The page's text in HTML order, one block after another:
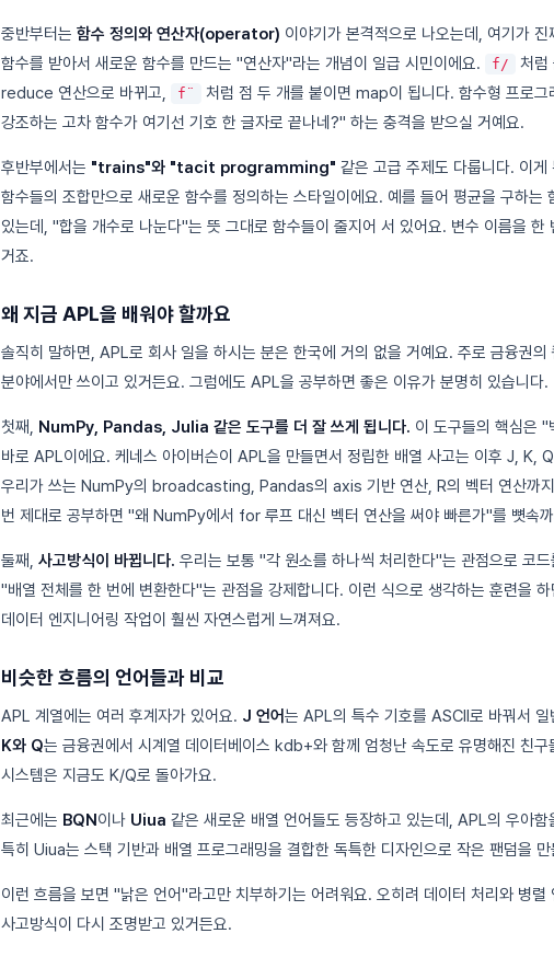
중반부터는 함수 정의와 연산자(operator) 이야기가 본격적으로 나오는데, 여기가
함수를 받아서 새로운 함수를 만드는 "연산자"라는 개념이 일급 시민이에요.
f/
처럼
reduce 연산으로 바뀌고,
f¨
처럼 점 두 개를 붙이면 map이 됩니다. 함수형 프로그
강조하는 고차 함수가 여기선 기호 한 글자로 끝나네?" 하는 충격을 받으실 거예요.
후반부에서는 "trains"와 "tacit programming" 같은 고급 주제도 다룹니다. 이
함수들의 조합만으로 새로운 함수를 정의하는 스타일이에요. 예를 들어 평균을 구하는
있는데, "합을 개수로 나눈다"는 뜻 그대로 함수들이 줄지어 서 있어요. 변수 이름을 한
거죠.
왜 지금 APL을 배워야 할까요
솔직히 말하면, APL로 회사 일을 하시는 분은 한국에 거의 없을 거예요. 주로 금융권의
분야에서만 쓰이고 있거든요. 그럼에도 APL을 공부하면 좋은 이유가 분명히 있습니다.
첫째, NumPy, Pandas, Julia 같은 도구를 더 잘 쓰게 됩니다. 이 도구들의 핵심은
바로 APL이에요. 케네스 아이버슨이 APL을 만들면서 정립한 배열 사고는 이후 J, K,
우리가 쓰는 NumPy의 broadcasting, Pandas의 axis 기반 연산, R의 벡터 연산까
번 제대로 공부하면 "왜 NumPy에서 for 루프 대신 벡터 연산을 써야 빠른가"를 뼛속
둘째, 사고방식이 바뀝니다. 우리는 보통 "각 원소를 하나씩 처리한다"는 관점으로 코
"배열 전체를 한 번에 변환한다"는 관점을 강제합니다. 이런 식으로 생각하는 훈련을
데이터 엔지니어링 작업이 훨씬 자연스럽게 느껴져요.
비슷한 흐름의 언어들과 비교
APL 계열에는 여러 후계자가 있어요. J 언어는 APL의 특수 기호를 ASCII로 바꿔서
K와 Q는 금융권에서 시계열 데이터베이스 kdb+와 함께 엄청난 속도로 유명해진 친구
시스템은 지금도 K/Q로 돌아가요.
최근에는 BQN이나 Uiua 같은 새로운 배열 언어들도 등장하고 있는데, APL의 우아
특히 Uiua는 스택 기반과 배열 프로그래밍을 결합한 독특한 디자인으로 작은 팬덤을
이런 흐름을 보면 "낡은 언어"라고만 치부하기는 어려워요. 오히려 데이터 처리와 병렬
사고방식이 다시 조명받고 있거든요.